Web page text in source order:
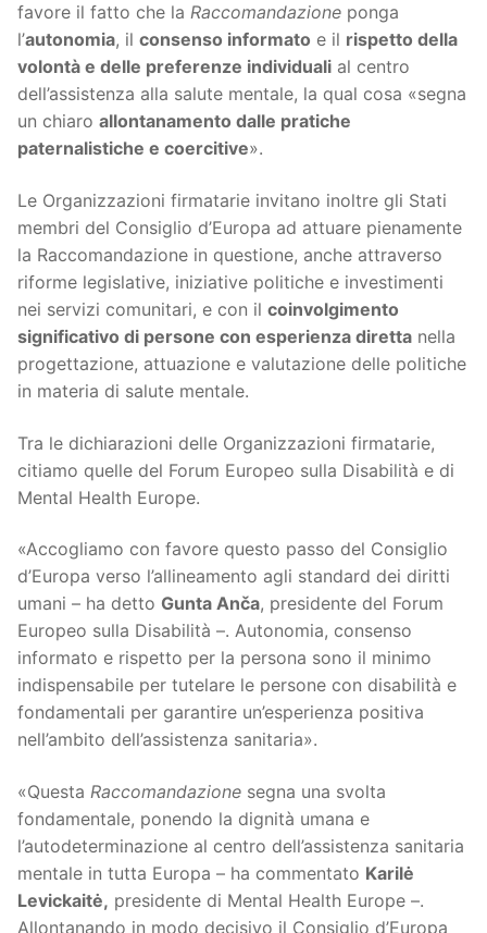
favore il fatto che la Raccomandazione ponga
l’autonomia, il consenso informato e il rispetto della
volontà e delle preferenze individuali al centro
dell’assistenza alla salute mentale, la qual cosa «segna
un chiaro allontanamento dalle pratiche
paternalistiche e coercitive».
Le Organizzazioni firmatarie invitano inoltre gli Stati
membri del Consiglio d’Europa ad attuare pienamente
la Raccomandazione in questione, anche attraverso
riforme legislative, iniziative politiche e investimenti
nei servizi comunitari, e con il coinvolgimento
significativo di persone con esperienza diretta nella
progettazione, attuazione e valutazione delle politiche
in materia di salute mentale.
Tra le dichiarazioni delle Organizzazioni firmatarie,
citiamo quelle del Forum Europeo sulla Disabilità e di
Mental Health Europe.
«Accogliamo con favore questo passo del Consiglio
d’Europa verso l’allineamento agli standard dei diritti
umani – ha detto Gunta Anča, presidente del Forum
Europeo sulla Disabilità –. Autonomia, consenso
informato e rispetto per la persona sono il minimo
indispensabile per tutelare le persone con disabilità e
fondamentali per garantire un’esperienza positiva
nell’ambito dell’assistenza sanitaria».
«Questa Raccomandazione segna una svolta
fondamentale, ponendo la dignità umana e
l’autodeterminazione al centro dell’assistenza sanitaria
mentale in tutta Europa – ha commentato Karilė
Levickaitė, presidente di Mental Health Europe –.
Allontanando in modo decisivo il Consiglio d’Europa